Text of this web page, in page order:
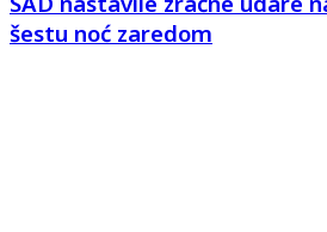
šestu noć zaredom